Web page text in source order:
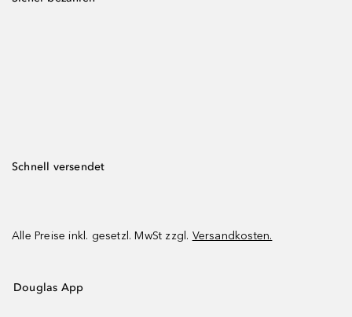
Schnell versendet
Alle Preise inkl. gesetzl. MwSt zzgl. Versandkosten.
Douglas App